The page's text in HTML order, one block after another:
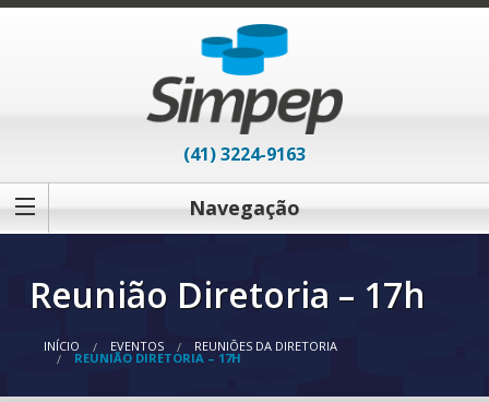
(41) 3224-9163
Navegação
Reunião Diretoria – 17h
INÍCIO EVENTOS REUNIÕES DA DIRETORIA
REUNIÃO DIRETORIA – 17H